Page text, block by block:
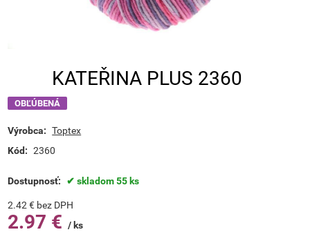
KATEŘINA PLUS 2360
OBĽÚBENÁ
Výrobca: Toptex
Kód: 2360
Dostupnosť: skladom 55 ks
2.42 € bez DPH
2.97 € ks